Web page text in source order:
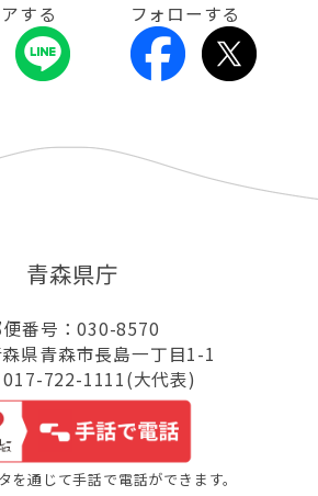
する フォローする
青森県庁
番号：030-8570
県青森市長島一丁目1-1
017-722-1111(大代表)
を通じて手話で電話ができます。